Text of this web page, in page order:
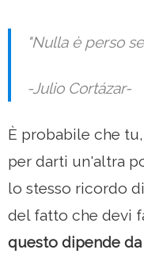
"Nulla è perso
-Julio Cortázar-
È probabile che
per darti un'altra
lo stesso ricordo
del fatto che devi
questo dipende